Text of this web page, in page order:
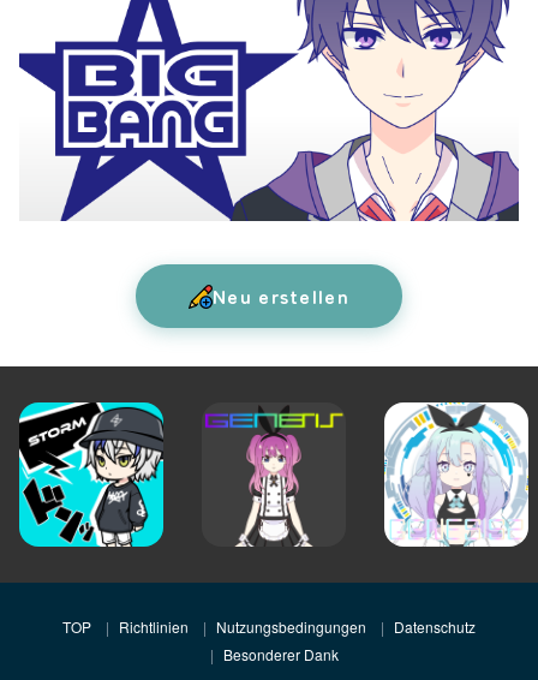
Neu erstellen
TOP Richtlinien Nutzungsbedingungen
Datenschutz
Besonderer Dank